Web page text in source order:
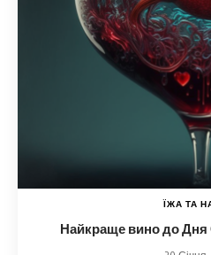
ЇЖА ТА
Найкраще вино до Дня